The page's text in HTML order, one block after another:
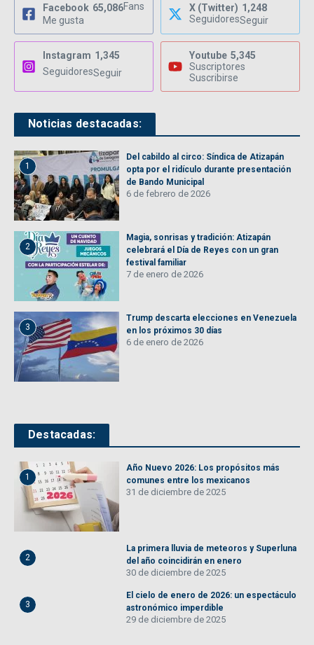
Facebook 65,086Fans
Me gusta
X (Twitter) 1,248
SeguidoresSeguir
Instagram 1,345
SeguidoresSeguir
Youtube 5,345
Suscriptores
Suscribirse
Noticias destacadas:
1
Del cabildo al circo: Síndica de Atizapán
opta por el ridículo durante presentación
de Bando Municipal
6 de febrero de 2026
2
Magia, sonrisas y tradición: Atizapán
celebrará el Día de Reyes con un gran
festival familiar
7 de enero de 2026
3
Trump descarta elecciones en Venezuela
en los próximos 30 días
6 de enero de 2026
Destacadas:
1
Año Nuevo 2026: Los propósitos más
comunes entre los mexicanos
31 de diciembre de 2025
2
La primera lluvia de meteoros y Superluna
del año coincidirán en enero
30 de diciembre de 2025
3
El cielo de enero de 2026: un espectáculo
astronómico imperdible
29 de diciembre de 2025